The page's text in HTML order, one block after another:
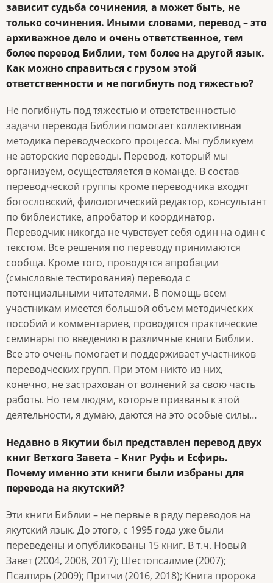
зависит судьба сочинения, а может быть, не
только сочинения. Иными словами, перевод – это
архиважное дело и очень ответственное, тем
более перевод Библии, тем более на другой язык.
Как можно справиться с грузом этой
ответственности и не погибнуть под тяжестью?
Не погибнуть под тяжестью и ответственностью
задачи перевода Библии помогает коллективная
методика переводческого процесса. Мы публикуем
не авторские переводы. Перевод, который мы
организуем, осуществляется в команде. В состав
переводческой группы кроме переводчика входят
богословский, филологический редактор, консультант
по библеистике, апробатор и координатор.
Переводчик никогда не чувствует себя один на один с
текстом. Все решения по переводу принимаются
сообща. Кроме того, проводятся апробации
(смысловые тестирования) перевода с
потенциальными читателями. В помощь всем
участникам имеется большой объем методических
пособий и комментариев, проводятся практические
семинары по введению в различные книги Библии.
Все это очень помогает и поддерживает участников
переводческих групп. При этом никто из них,
конечно, не застрахован от волнений за свою часть
работы. Но тем людям, которые призваны к этой
деятельности, я думаю, даются на это особые силы…
Недавно в Якутии был представлен перевод двух
книг Ветхого Завета – Книг Руфь и Есфирь.
Почему именно эти книги были избраны для
перевода на якутский?
Эти книги Библии – не первые в ряду переводов на
якутский язык. До этого, с 1995 года уже были
переведены и опубликованы 15 книг. В т.ч. Новый
Завет (2004, 2008, 2017); Шестопсалмие (2007);
Псалтирь (2009); Притчи (2016, 2018); Книга пророка